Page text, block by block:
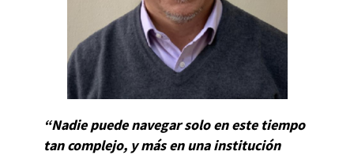
“Nadie puede navegar solo en este tiempo
tan complejo, y más en una institución